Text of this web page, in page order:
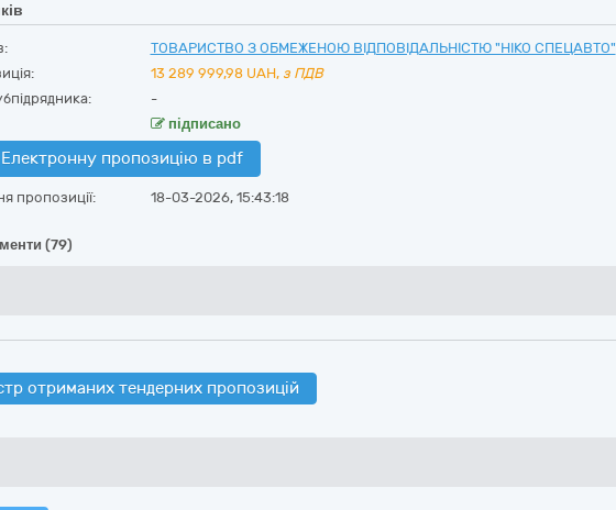
ТОВАРИСТВО З ОБМЕЖЕНОЮ ВІДПОВІДАЛЬНІСТЮ "НІКО СПЕЦАВТО"
13 289 999,98 UAH, з ПДВ
-
підписано
пропозицію в pdf
пропозиції:
18-03-2026, 15:43:18
(79)
отриманих тендерних пропозицій